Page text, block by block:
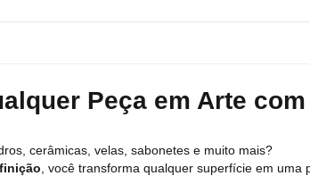
Peça em Arte
cerâmicas, velas, sabonetes e muito mais?
, você transforma qualquer superfície em